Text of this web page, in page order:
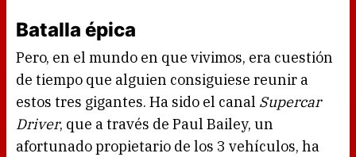
Batalla épica
Pero, en el mundo en que vivimos, era cuestión
de tiempo que alguien consiguiese reunir a
estos tres gigantes. Ha sido el canal Supercar
Driver, que a través de Paul Bailey, un
afortunado propietario de los 3 vehículos, ha